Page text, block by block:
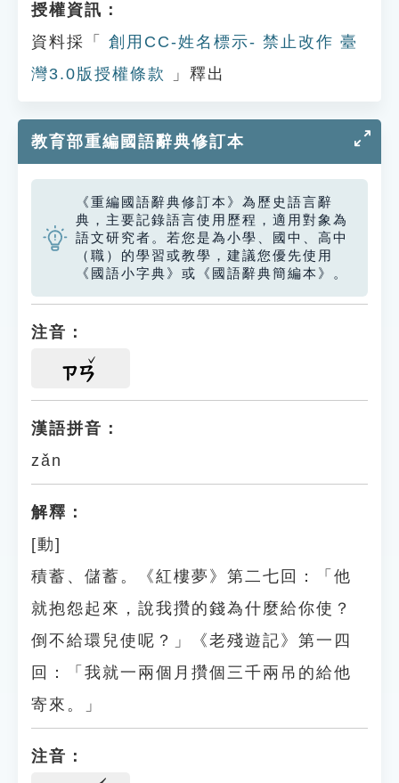
授權資訊：
資料採「
創用CC-姓名標示- 禁止改作 臺
灣3.0版授權條款
」釋出
教育部重編國語辭典修訂本
《重編國語辭典修訂本》為歷史語言辭
典，主要記錄語言使用歷程，適用對象為
語文研究者。若您是為小學、國中、高中
（職）的學習或教學，建議您優先使用
《國語小字典》或《國語辭典簡編本》。
注音：
ㄗㄢ
漢語拼音：
zǎn
解釋：
[動]
積蓄、儲蓄。《紅樓夢》第二七回：「他
就抱怨起來，說我攢的錢為什麼給你使？
倒不給環兒使呢？」《老殘遊記》第一四
回：「我就一兩個月攢個三千兩吊的給他
寄來。」
注音：